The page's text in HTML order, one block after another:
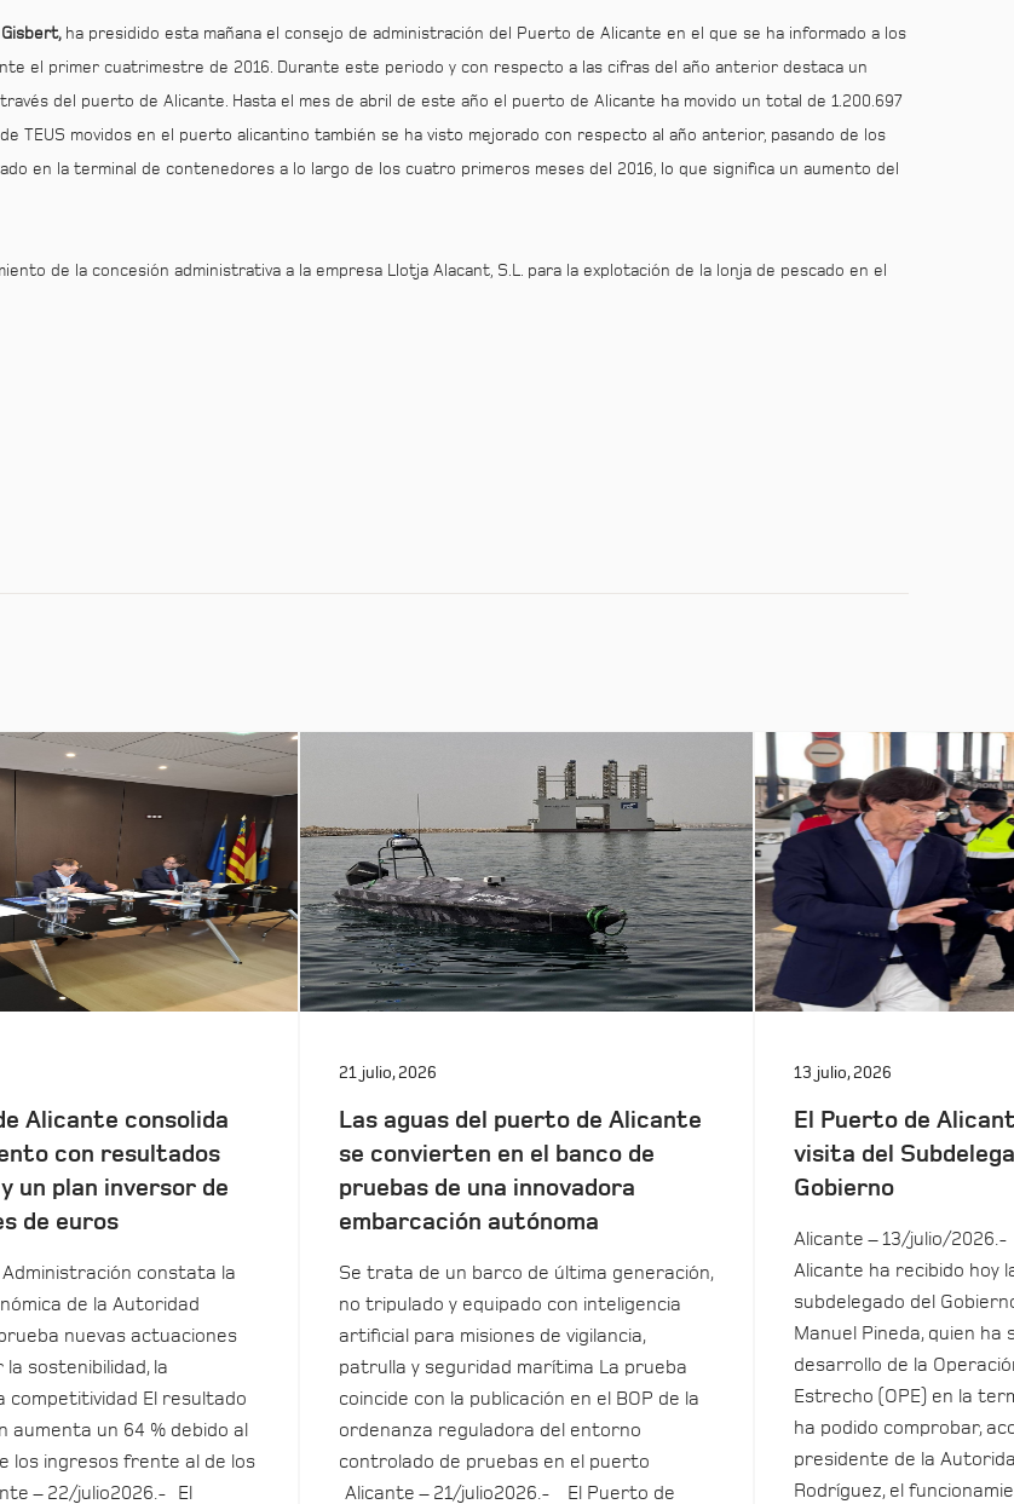
ha presidido esta mañana el consejo de administración del Puerto de Alicante en el que se ha informado a los
el primer cuatrimestre de 2016. Durante este periodo y con respecto a las cifras del año anterior destaca un
del puerto de Alicante. Hasta el mes de abril de este año el puerto de Alicante ha movido un total de 1.200.697
TEUS movidos en el puerto alicantino también se ha visto mejorado con respecto al año anterior, pasando de los
en la terminal de contenedores a lo largo de los cuatro primeros meses del 2016, lo que significa un aumento del
de la concesión administrativa a la empresa Llotja Alacant, S.L. para la explotación de la lonja de pescado en el
Alicante consolida
con resultados
un plan inversor de
de euros
Administración constata la
de la Autoridad
nuevas actuaciones
sostenibilidad, la
competitividad El resultado
aumenta un 64 % debido al
los ingresos frente al de los
– 22/julio2026.- El
21 julio, 2026
Las aguas del puerto de Alicante
se convierten en el banco de
pruebas de una innovadora
embarcación autónoma
Se trata de un barco de última generación,
no tripulado y equipado con inteligencia
artificial para misiones de vigilancia,
patrulla y seguridad marítima La prueba
coincide con la publicación en el BOP de la
ordenanza reguladora del entorno
controlado de pruebas en el puerto
Alicante – 21/julio2026.- El Puerto de
13 julio, 2026
El Puerto de
visita del
Gobierno
Alicante – 13/julio/
Alicante ha recibido hoy
subdelegado del
Manuel Pineda, quien ha
desarrollo de la
Estrecho (OPE) en la
ha podido comprobar,
presidente de la
Rodríguez, el